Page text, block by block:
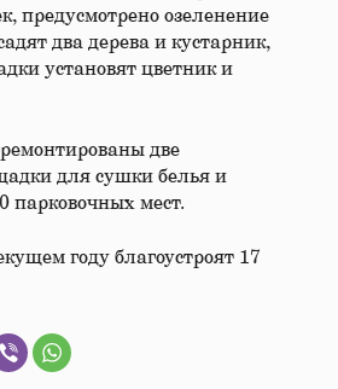
предусмотрено озеленение
два дерева и кустарник,
установят цветник и
две
для сушки белья и
парковочных мест.
году благоустроят 17